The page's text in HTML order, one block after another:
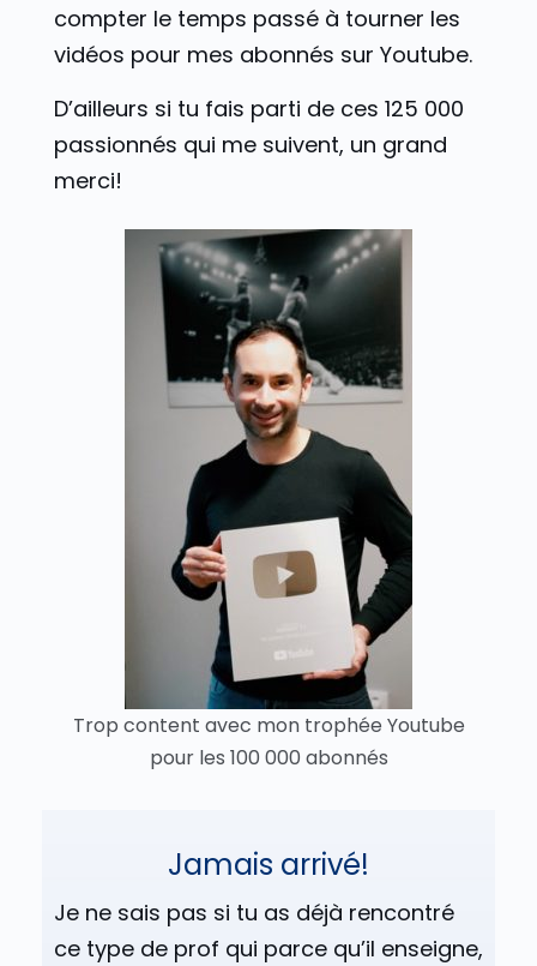
compter le temps passé à tourner les
vidéos pour mes abonnés sur Youtube.
D’ailleurs si tu fais parti de ces 125 000
passionnés qui me suivent, un grand
merci!
Trop content avec mon trophée Youtube
pour les 100 000 abonnés
Jamais arrivé!
Je ne sais pas si tu as déjà rencontré
ce type de prof qui parce qu’il enseigne,